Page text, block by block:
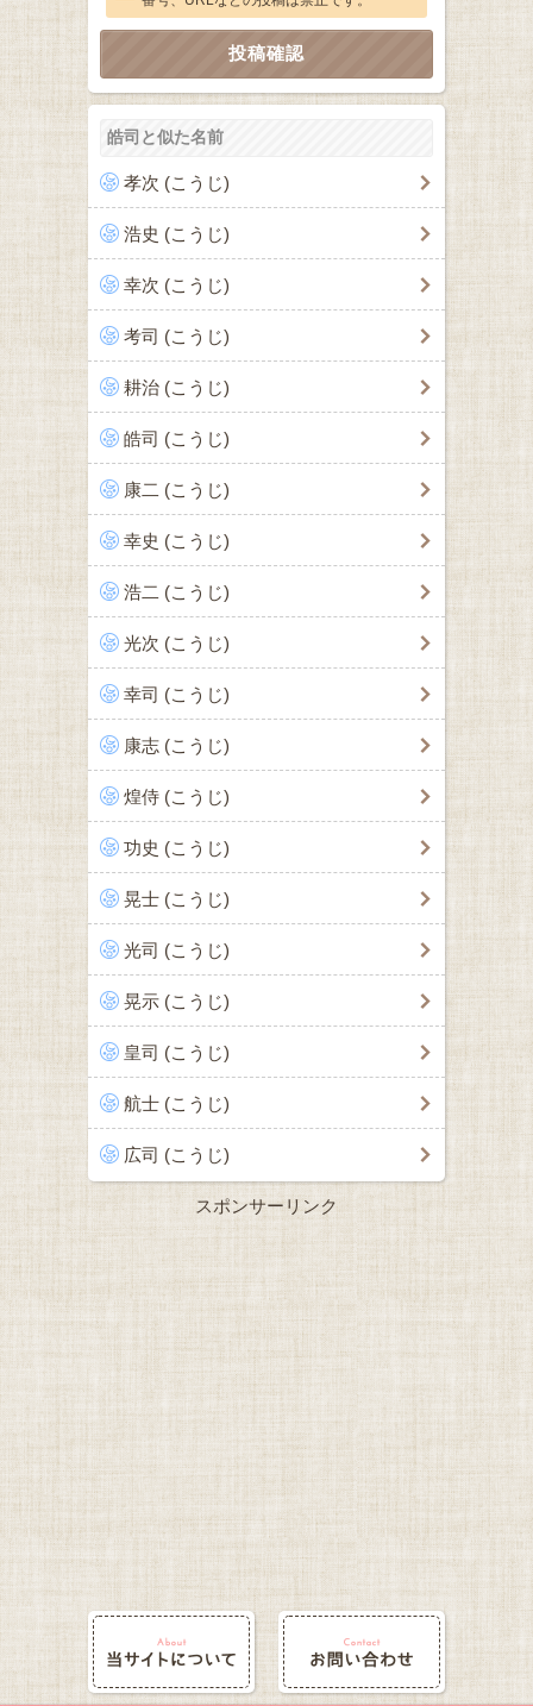
皓司と似た名前
孝次 (こうじ)
浩史 (こうじ)
幸次 (こうじ)
考司 (こうじ)
耕治 (こうじ)
皓司 (こうじ)
康二 (こうじ)
幸史 (こうじ)
浩二 (こうじ)
光次 (こうじ)
幸司 (こうじ)
康志 (こうじ)
煌侍 (こうじ)
功史 (こうじ)
晃士 (こうじ)
光司 (こうじ)
晃示 (こうじ)
皇司 (こうじ)
航士 (こうじ)
広司 (こうじ)
スポンサーリンク